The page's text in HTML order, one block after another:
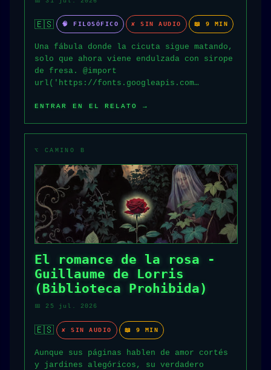
🇪🇸 🧠 FILOSÓFICO ✘ SIN AUDIO 📖 9 MIN
Una fábula donde la cicuta sigue matando,
solo que ahora viene endulzada con sirope
de fresa. @import
url('https://fonts.googleapis.com…
ENTRAR EN EL RELATO →
⌥ CAMINO B
El romance de la rosa -
Guillaume de Lorris
(Biblioteca Prohibida)
📅 25 jul. 2026
🇪🇸 ✘ SIN AUDIO 📖 9 MIN
Aunque sus páginas hablen de amor cortés
y jardines alegóricos, su verdadero